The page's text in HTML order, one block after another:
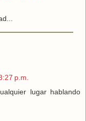
p.m.
lugar hablando